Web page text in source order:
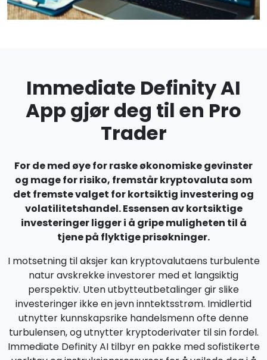
Immediate Definity AI
App gjør deg til en Pro
Trader
For de med øye for raske økonomiske gevinster
og mage for risiko, fremstår kryptovaluta som
det fremste valget for kortsiktig investering og
volatilitetshandel. Essensen av kortsiktige
investeringer ligger i å gripe muligheten til å
tjene på flyktige prisøkninger.
I motsetning til aksjer kan kryptovalutaens turbulente
natur avskrekke investorer med et langsiktig
perspektiv. Uten utbytteutbetalinger gir slike
investeringer ikke en jevn inntektsstrøm. Imidlertid
utnytter kunnskapsrike handelsmenn ofte denne
turbulensen, og utnytter kryptoderivater til sin fordel.
Immediate Definity AI tilbyr en pakke med sofistikerte